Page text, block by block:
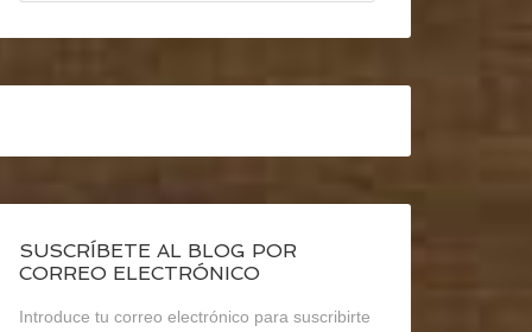
SUSCRÍBETE AL BLOG POR
CORREO ELECTRÓNICO
Introduce tu correo electrónico para suscribirte